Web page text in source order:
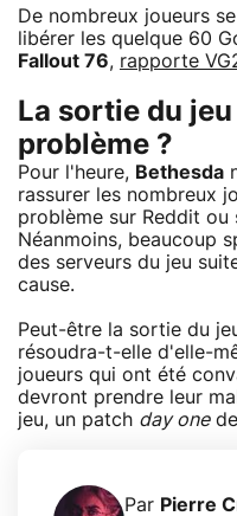
De nombreux joueurs
libérer les quelque 60
Fallout 76, rapporte
La sortie du
problème ?
Pour l'heure, Bethesda
rassurer les nombreux
problème sur Reddit
Néanmoins, beaucoup
des serveurs du jeu
cause.
Peut-être la sortie du
résoudra-t-elle d'elle-
joueurs qui ont été
devront prendre leur
jeu, un patch day onede
Par Pierre